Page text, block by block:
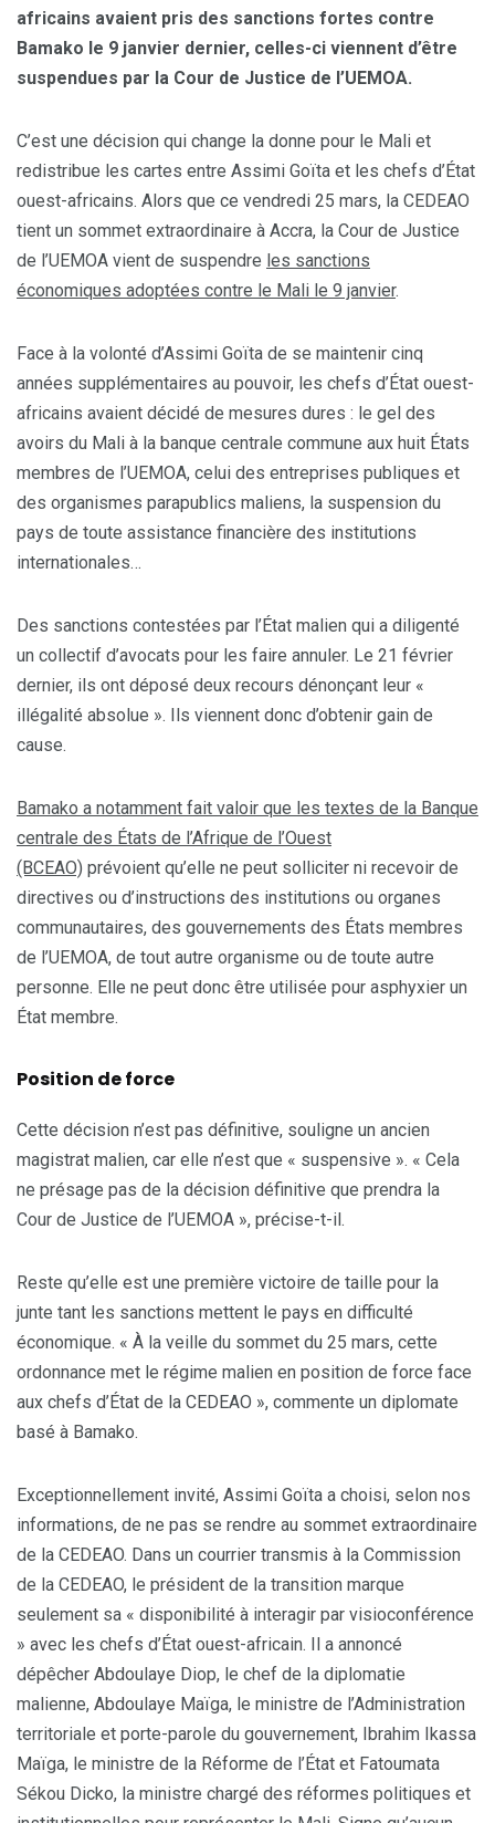
africains avaient pris des sanctions fortes contre
Bamako le 9 janvier dernier, celles-ci viennent d’être
suspendues par la Cour de Justice de l’UEMOA.
C’est une décision qui change la donne pour le Mali et
redistribue les cartes entre Assimi Goïta et les chefs d’État
ouest-africains. Alors que ce vendredi 25 mars, la CEDEAO
tient un sommet extraordinaire à Accra, la Cour de Justice
de l’UEMOA vient de suspendre les sanctions
économiques adoptées contre le Mali le 9 janvier.
Face à la volonté d’Assimi Goïta de se maintenir cinq
années supplémentaires au pouvoir, les chefs d’État ouest-
africains avaient décidé de mesures dures : le gel des
avoirs du Mali à la banque centrale commune aux huit États
membres de l’UEMOA, celui des entreprises publiques et
des organismes parapublics maliens, la suspension du
pays de toute assistance financière des institutions
internationales…
Des sanctions contestées par l’État malien qui a diligenté
un collectif d’avocats pour les faire annuler. Le 21 février
dernier, ils ont déposé deux recours dénonçant leur «
illégalité absolue ». Ils viennent donc d’obtenir gain de
cause.
Bamako a notamment fait valoir que les textes de la Banque
centrale des États de l’Afrique de l’Ouest
(BCEAO) prévoient qu’elle ne peut solliciter ni recevoir de
directives ou d’instructions des institutions ou organes
communautaires, des gouvernements des États membres
de l’UEMOA, de tout autre organisme ou de toute autre
personne. Elle ne peut donc être utilisée pour asphyxier un
État membre.
Position de force
Cette décision n’est pas définitive, souligne un ancien
magistrat malien, car elle n’est que « suspensive ». « Cela
ne présage pas de la décision définitive que prendra la
Cour de Justice de l’UEMOA », précise-t-il.
Reste qu’elle est une première victoire de taille pour la
junte tant les sanctions mettent le pays en difficulté
économique. « À la veille du sommet du 25 mars, cette
ordonnance met le régime malien en position de force face
aux chefs d’État de la CEDEAO », commente un diplomate
basé à Bamako.
Exceptionnellement invité, Assimi Goïta a choisi, selon nos
informations, de ne pas se rendre au sommet extraordinaire
de la CEDEAO. Dans un courrier transmis à la Commission
de la CEDEAO, le président de la transition marque
seulement sa « disponibilité à interagir par visioconférence
» avec les chefs d’État ouest-africain. Il a annoncé
dépêcher Abdoulaye Diop, le chef de la diplomatie
malienne, Abdoulaye Maïga, le ministre de l’Administration
territoriale et porte-parole du gouvernement, Ibrahim Ikassa
Maïga, le ministre de la Réforme de l’État et Fatoumata
Sékou Dicko, la ministre chargé des réformes politiques et